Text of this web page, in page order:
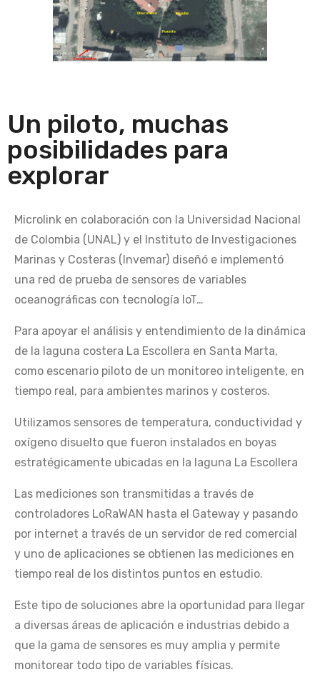
Un piloto, muchas
posibilidades para
explorar
Microlink en colaboración con la Universidad Nacional
de Colombia (UNAL) y el Instituto de Investigaciones
Marinas y Costeras (Invemar) diseñó e implementó
una red de prueba de sensores de variables
oceanográficas con tecnología IoT…
Para apoyar el análisis y entendimiento de la dinámica
de la laguna costera La Escollera en Santa Marta,
como escenario piloto de un monitoreo inteligente, en
tiempo real, para ambientes marinos y costeros.
Utilizamos sensores de temperatura, conductividad y
oxígeno disuelto que fueron instalados en boyas
estratégicamente ubicadas en la laguna La Escollera
Las mediciones son transmitidas a través de
controladores LoRaWAN hasta el Gateway y pasando
por internet a través de un servidor de red comercial
y uno de aplicaciones se obtienen las mediciones en
tiempo real de los distintos puntos en estudio.
Este tipo de soluciones abre la oportunidad para llegar
a diversas áreas de aplicación e industrias debido a
que la gama de sensores es muy amplia y permite
monitorear todo tipo de variables físicas.